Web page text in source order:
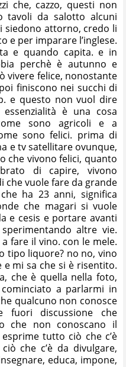
che, cazzo, questi non
tavoli da salotto alcuni
siedono attorno, credo li
e per imparare l’inglese.
e quando capita. e in
perchè è autunno e
vivere felice, nonostante
finiscono nei succhi di
e questo non vuol dire
è una cosa
sono agricoli e a
sono felici. prima di
e tv satellitare ovunque,
che vivono felici, quanto
di capire, vivono
che vuole fare da grande
ha 23 anni, significa
che magari si vuole
e cesis e portare avanti
altre vie.
fare il vino. con le mele.
tipo liquore? no no, vino
mi sa che si è risentito.
che è quella nella foto,
a parlarmi in
qualcuno non conosce
fuori discussione che
che non conoscano il
tutto ciò che c’è
che c’è da divulgare,
educa, impone,